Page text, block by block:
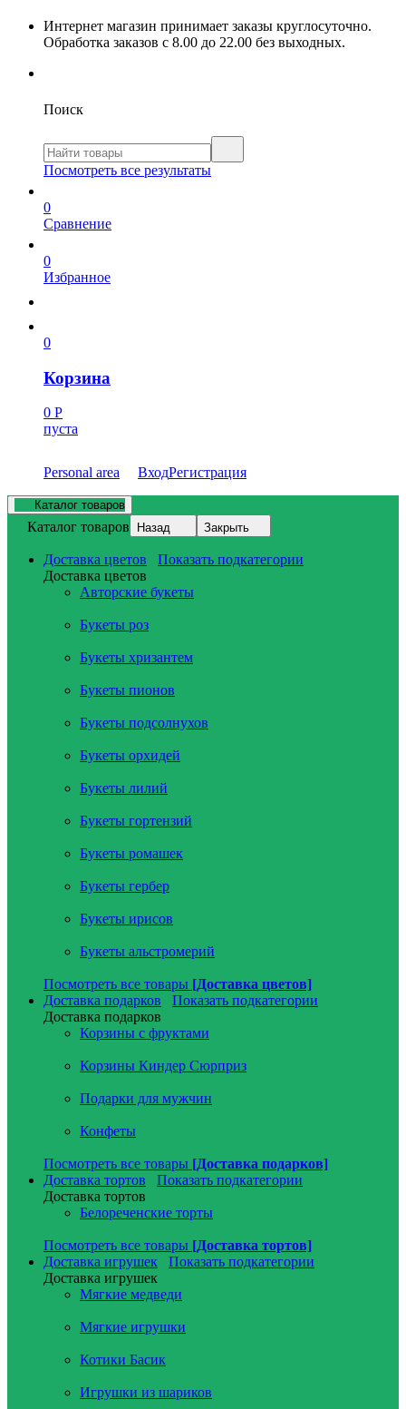
Интернет магазин принимает заказы круглосуточно.
Обработка заказов с 8.00 до 22.00 без выходных.
Поиск
Посмотреть все результаты
0
Сравнение
0
Избранное
0
Корзина
0 Р
пуста
Personal area ВходРегистрация
Каталог товаров
Каталог товаров Назад Закрыть
Доставка цветов
Показать подкатегории
Доставка цветов
Авторские букеты
Букеты роз
Букеты хризантем
Букеты пионов
Букеты подсолнухов
Букеты орхидей
Букеты лилий
Букеты гортензий
Букеты ромашек
Букеты гербер
Букеты ирисов
Букеты альстромерий
Посмотреть все товары [Доставка цветов]
Доставка подарков
Показать подкатегории
Доставка подарков
Корзины с фруктами
Корзины Киндер Сюрприз
Подарки для мужчин
Конфеты
Посмотреть все товары [Доставка подарков]
Доставка тортов
Показать подкатегории
Доставка тортов
Белореченские торты
Посмотреть все товары [Доставка тортов]
Доставка игрушек
Показать подкатегории
Доставка игрушек
Мягкие медведи
Мягкие игрушки
Котики Басик
Игрушки из шариков